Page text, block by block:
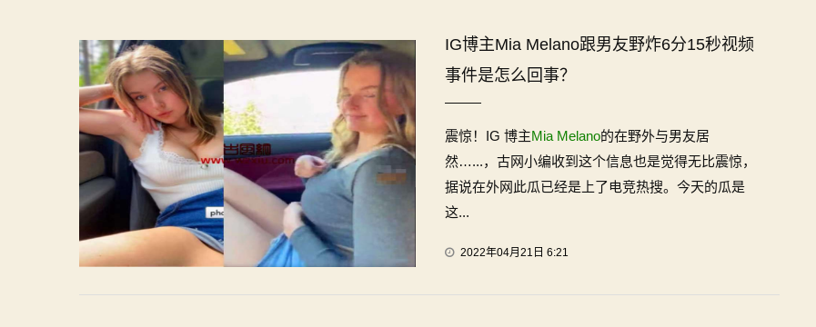
IG博主Mia Melano跟男友野炸6分15秒视频
事件是怎么回事？
震惊！IG 博主Mia Melano的在野外与男友居
然…...，古网小编收到这个信息也是觉得无比震惊，
据说在外网此瓜已经是上了电竞热搜。今天的瓜是
这...
2022年04月21日 6:21